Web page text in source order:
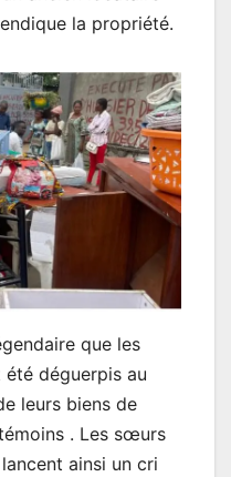
la propriété.
que les
déguerpis au
leurs biens de
. Les sœurs
ainsi un cri